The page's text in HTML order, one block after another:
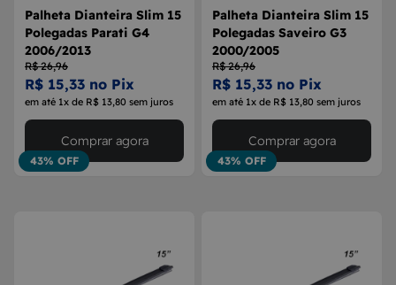
Palheta Dianteira Slim 15
Polegadas Parati G4
2006/2013
R$ 26,96
R$ 15,33 no Pix
em até 1x de R$ 13,80 sem juros
43% OFF
Comprar agora
Palheta Dianteira Slim 15
Polegadas Saveiro G3
2000/2005
R$ 26,96
R$ 15,33 no Pix
em até 1x de R$ 13,80 sem juros
43% OFF
Comprar agora